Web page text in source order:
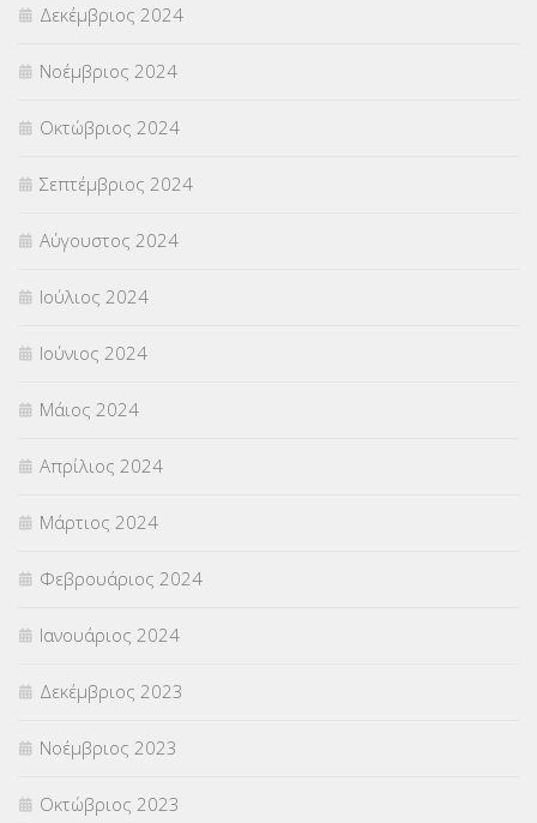
Δεκέμβριος 2024
Νοέμβριος 2024
Οκτώβριος 2024
Σεπτέμβριος 2024
Αύγουστος 2024
Ιούλιος 2024
Ιούνιος 2024
Μάιος 2024
Απρίλιος 2024
Μάρτιος 2024
Φεβρουάριος 2024
Ιανουάριος 2024
Δεκέμβριος 2023
Νοέμβριος 2023
Οκτώβριος 2023